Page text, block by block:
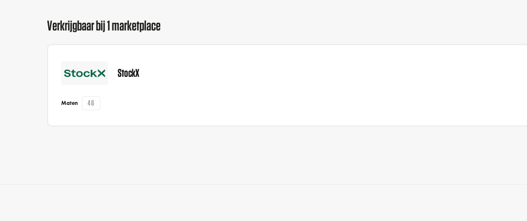
Verkrijgbaar bij 1 marketplace
StockX
Maten 46